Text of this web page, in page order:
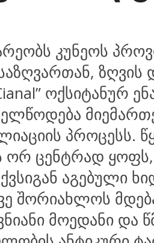
კუნეოს
ზღვის
ოქსიტანურ
პროცესს.
ორ ცენტრად
აგებული
შორიახლოს
მოედანი და